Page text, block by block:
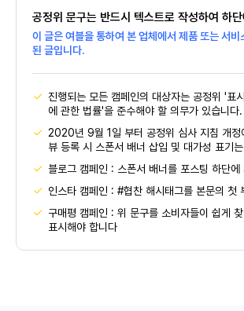
공정위 문구는 반드시 텍스트로 작성하여 하
이 글은 여블을 통하여 본 업체에서 제품 또는 서비
된 글입니다.
진행되는 모든 캠페인의 대상자는 공정위 '표
에 관한 법률'을 준수해야 할 의무가 있습니다.
2020년 9월 1일 부터 공정위 심사 지침 개정
뷰 등록 시 스폰서 배너 삽입 및 대가성 표기
블로그 캠페인 : 스폰서 배너를 포스팅 하단에
인스타 캠페인 : #협찬 해시태그를 본문의 첫
구매평 캠페인 : 위 문구를 소비자들이 쉽게
표시해야 합니다